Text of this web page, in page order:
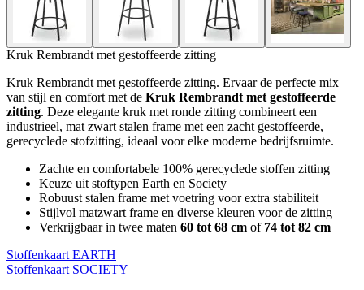
Kruk Rembrandt met gestoffeerde zitting
Kruk Rembrandt met gestoffeerde zitting. Ervaar de perfecte mix
van stijl en comfort met de Kruk Rembrandt met gestoffeerde
zitting. Deze elegante kruk met ronde zitting combineert een
industrieel, mat zwart stalen frame met een zacht gestoffeerde,
gerecyclede stofzitting, ideaal voor elke moderne bedrijfsruimte.
Zachte en comfortabele 100% gerecyclede stoffen zitting
Keuze uit stoftypen Earth en Society
Robuust stalen frame met voetring voor extra stabiliteit
Stijlvol matzwart frame en diverse kleuren voor de zitting
Verkrijgbaar in twee maten 60 tot 68 cm of 74 tot 82 cm
Stoffenkaart EARTH
Stoffenkaart SOCIETY